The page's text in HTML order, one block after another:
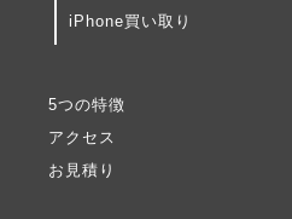
iPhone買い取り
5つの特徴
アクセス
お見積り